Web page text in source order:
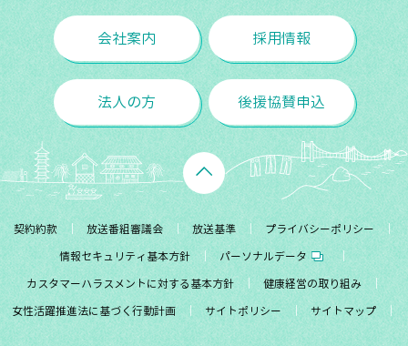
会社案内 採用情報
法人の方 後援協賛申込
契約約款 放送番組審議会 放送基準
プライバシーポリシー
情報セキュリティ基本方針
パーソナルデータ
カスタマーハラスメントに対する基本方針
健康経営の取り組み
女性活躍推進法に基づく行動計画
サイトポリシー サイトマップ